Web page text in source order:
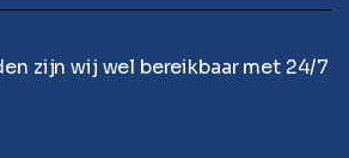
zijn wij wel bereikbaar met 24/7